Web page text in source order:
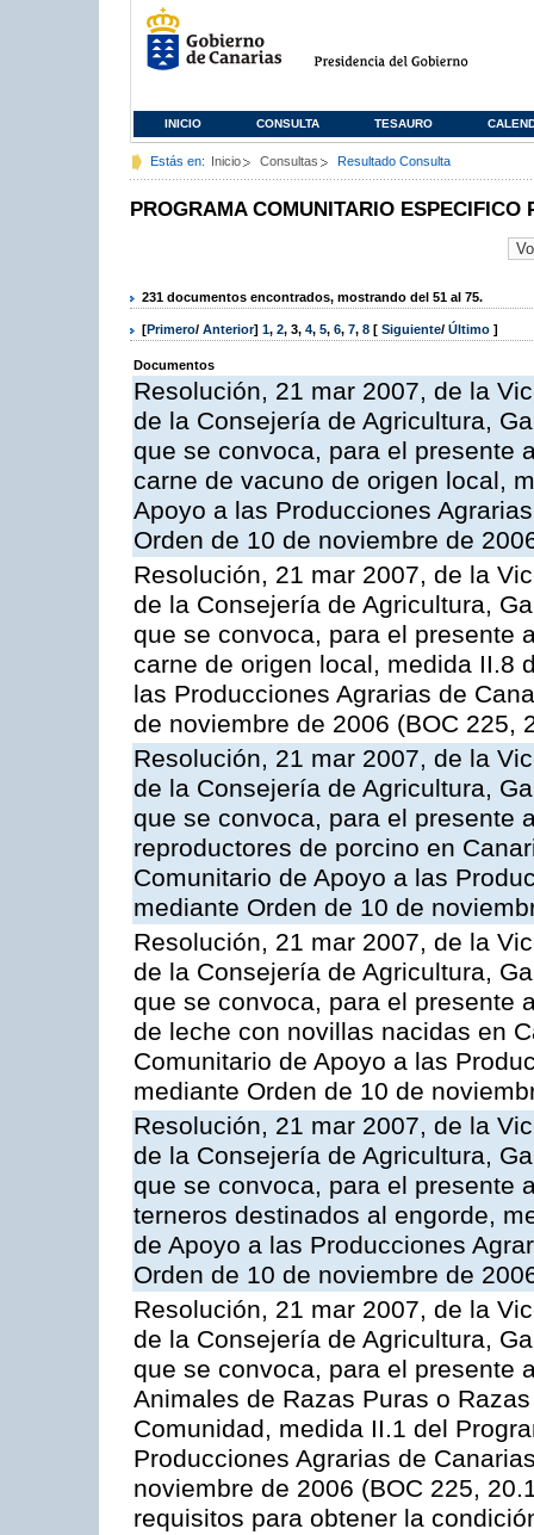
INICIO CONSULTA TESAURO
Estás en: Inicio Consultas Resultado Consulta
PROGRAMA COMUNITARIO ESPECIFICO
231 documentos encontrados, mostrando del 51 al 75.
[Primero/ Anterior] 1, 2, 3, 4, 5, 6, 7, 8 [ Siguiente/ Último ]
Documentos
Resolución, 21 mar 2007, de la
de la Consejería de Agricultura,
que se convoca, para el presente
carne de vacuno de origen local,
Apoyo a las Producciones
Orden de 10 de noviembre de
Resolución, 21 mar 2007, de la
de la Consejería de Agricultura,
que se convoca, para el presente
carne de origen local, medida II.8
las Producciones Agrarias de
de noviembre de 2006 (BOC 225,
Resolución, 21 mar 2007, de la
de la Consejería de Agricultura,
que se convoca, para el presente
reproductores de porcino en
Comunitario de Apoyo a las
mediante Orden de 10 de
Resolución, 21 mar 2007, de la
de la Consejería de Agricultura,
que se convoca, para el presente
de leche con novillas nacidas en
Comunitario de Apoyo a las
mediante Orden de 10 de
Resolución, 21 mar 2007, de la
de la Consejería de Agricultura,
que se convoca, para el presente
terneros destinados al engorde,
de Apoyo a las Producciones
Orden de 10 de noviembre de
Resolución, 21 mar 2007, de la
de la Consejería de Agricultura,
que se convoca, para el presente
Animales de Razas Puras o
Comunidad, medida II.1 del
Producciones Agrarias de
noviembre de 2006 (BOC 225,
requisitos para obtener la